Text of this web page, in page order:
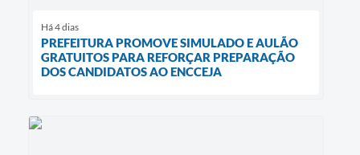
Há 4 dias
PREFEITURA PROMOVE SIMULADO E AULÃO
GRATUITOS PARA REFORÇAR PREPARAÇÃO
DOS CANDIDATOS AO ENCCEJA